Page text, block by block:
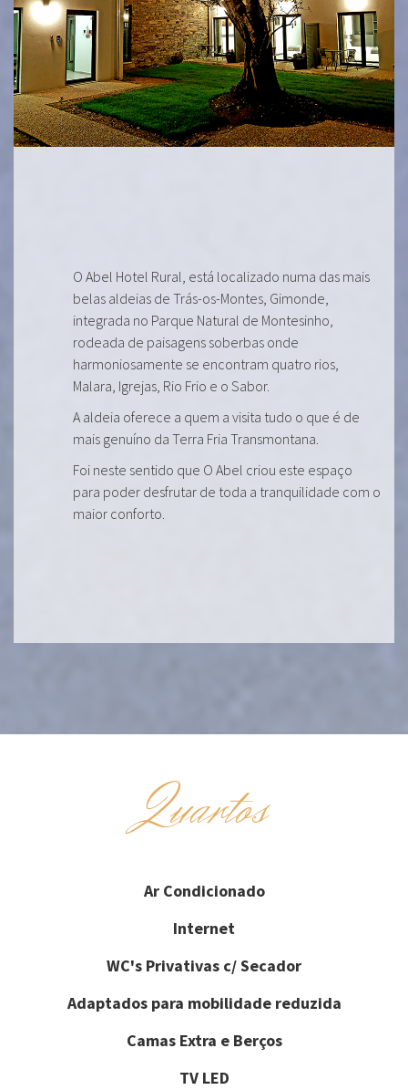
O Abel Hotel Rural, está localizado numa das mais
belas aldeias de Trás-os-Montes, Gimonde,
integrada no Parque Natural de Montesinho,
rodeada de paisagens soberbas onde
harmoniosamente se encontram quatro rios,
Malara, Igrejas, Rio Frio e o Sabor.
A aldeia oferece a quem a visita tudo o que é de
mais genuíno da Terra Fria Transmontana.
Foi neste sentido que O Abel criou este espaço
para poder desfrutar de toda a tranquilidade com o
maior conforto.
Quartos
Ar Condicionado
Internet
WC's Privativas c/ Secador
Adaptados para mobilidade reduzida
Camas Extra e Berços
TV LED